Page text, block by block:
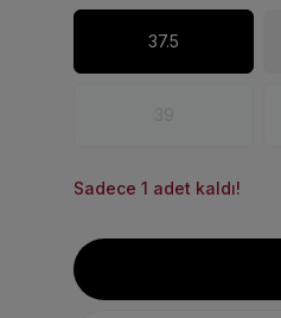
37.5
Sadece 1 adet kaldı!